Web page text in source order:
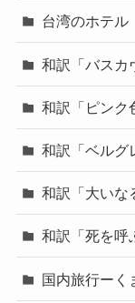
台湾のホテル
和訳「バスカ
和訳「ピンク
和訳「ベルグ
和訳「大いな
和訳「死を呼
国内旅行ーく